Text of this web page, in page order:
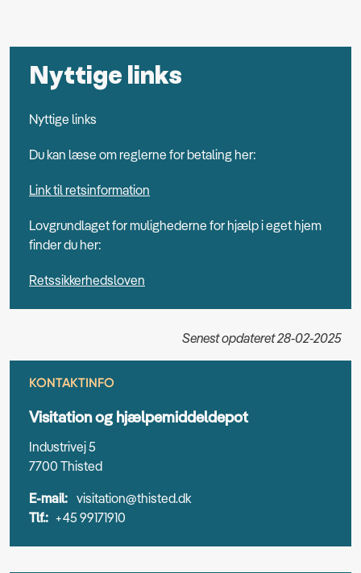
Nyttige links
Nyttige links
Du kan læse om reglerne for betaling her:
Link til retsinformation
Lovgrundlaget for mulighederne for hjælp i eget hjem
finder du her:
Retssikkerhedsloven
Senest opdateret 28-02-2025
KONTAKTINFO
Visitation og hjælpemiddeldepot
Industrivej 5
7700 Thisted
E-mail: visitation@thisted.dk
Tlf.: +45 99171910